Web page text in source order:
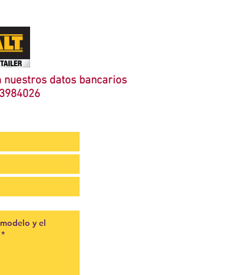
nuestros datos bancarios